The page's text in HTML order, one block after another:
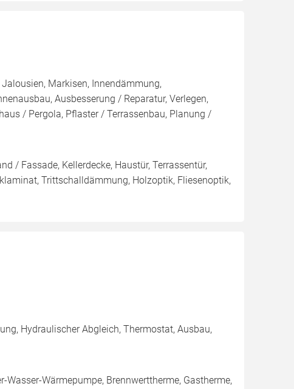
Markisen, Innendämmung,
Ausbesserung / Reparatur, Verlegen,
/ Pergola, Pflaster / Terrassenbau, Planung /
/ Fassade, Kellerdecke, Haustür, Terrassentür,
Trittschalldämmung, Holzoptik, Fliesenoptik,
Hydraulischer Abgleich, Thermostat, Ausbau,
Wärmepumpe, Brennwerttherme, Gastherme,